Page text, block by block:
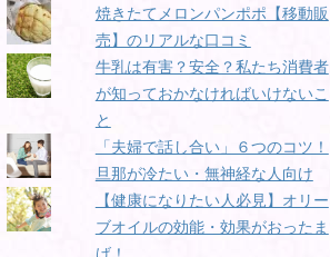
焼きたてメロンパンポポ【移動販
売】のリアルな口コミ
牛乳は有害？安全？私たち消費者
が知っておかなければいけないこ
と
「夫婦で話し合い」６つのコツ！
旦那が冷たい・無神経な人向け
【健康になりたい人必見】オリー
ブオイルの効能・効果がおったま